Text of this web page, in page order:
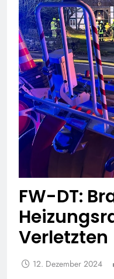
FW-DT:
Verletzten
12. Dezember 2024